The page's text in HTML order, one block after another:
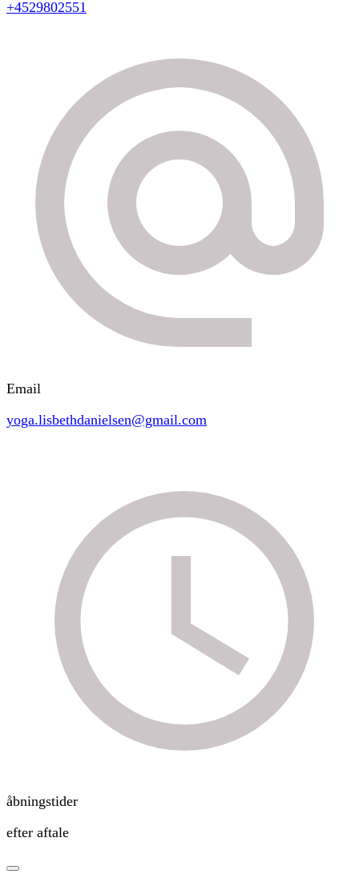
+4529802551
Email
yoga.lisbethdanielsen@gmail.com
åbningstider
efter aftale